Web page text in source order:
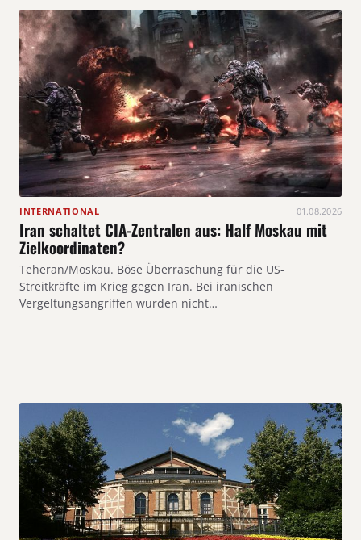
INTERNATIONAL 01.08.2026
Iran schaltet CIA-Zentralen aus: Half Moskau mit
Zielkoordinaten?
Teheran/Moskau. Böse Überraschung für die US-
Streitkräfte im Krieg gegen Iran. Bei iranischen
Vergeltungsangriffen wurden nicht…